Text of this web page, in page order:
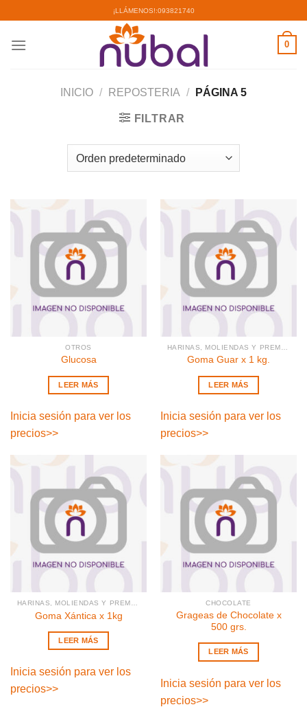
contenido
¡LLÁMENOS!:093821740
0
INICIO / REPOSTERIA / PÁGINA 5
FILTRAR
OTROS
Glucosa
LEER MÁS
Inicia sesión para ver los
precios>>
Goma Guar x 1 kg.
LEER MÁS
Inicia sesión para ver los
precios>>
HARINAS, MOLIENDAS Y PREMEZCLAS
Goma Xántica x 1kg
LEER MÁS
Inicia sesión para ver los
precios>>
CHOCOLATE
Grageas de Chocolate x
500 grs.
LEER MÁS
Inicia sesión para ver los
precios>>